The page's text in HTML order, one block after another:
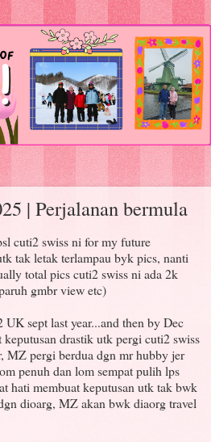
| Perjalanan bermula
cuti2 swiss ni for my future
tak letak terlampau byk pics, nanti
total pics cuti2 swiss ni ada 2k
gmbr view etc)
sept last year...and then by Dec
drastik utk pergi cuti2 swiss
MZ pergi berdua dgn mr hubby jer
penuh dan lom sempat pulih lps
hati membuat keputusan utk tak bwk
dioarg, MZ akan bwk diaorg travel